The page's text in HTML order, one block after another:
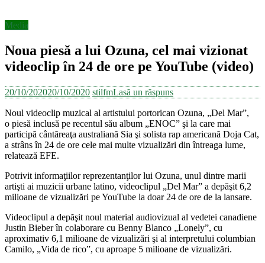
Media
Noua piesă a lui Ozuna, cel mai vizionat
videoclip în 24 de ore pe YouTube (video)
20/10/202020/10/2020 stilfmLasă un răspuns
Noul videoclip muzical al artistului portorican Ozuna, „Del Mar”,
o piesă inclusă pe recentul său album „ENOC” şi la care mai
participă cântăreaţa australiană Sia şi solista rap americană Doja Cat,
a strâns în 24 de ore cele mai multe vizualizări din întreaga lume,
relatează EFE.
Potrivit informaţiilor reprezentanţilor lui Ozuna, unul dintre marii
artişti ai muzicii urbane latino, videoclipul „Del Mar” a depăşit 6,2
milioane de vizualizări pe YouTube la doar 24 de ore de la lansare.
Videoclipul a depăşit noul material audiovizual al vedetei canadiene
Justin Bieber în colaborare cu Benny Blanco „Lonely”, cu
aproximativ 6,1 milioane de vizualizări şi al interpretului columbian
Camilo, „Vida de rico”, cu aproape 5 milioane de vizualizări.